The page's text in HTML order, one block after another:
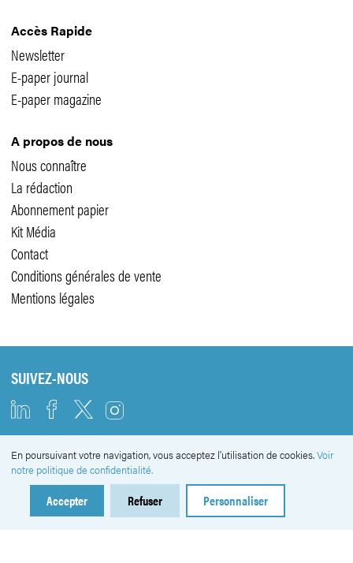
Accès Rapide
Newsletter
E-paper journal
E-paper magazine
A propos de nous
Nous connaître
La rédaction
Abonnement papier
Kit Média
Contact
Conditions générales de vente
Mentions légales
SUIVEZ-NOUS
NEWSLETTER
En poursuivant votre navigation, vous acceptez l'utilisation de cookies.Voir
notre politique de confidentialité.
Accepter Refuser Personnaliser